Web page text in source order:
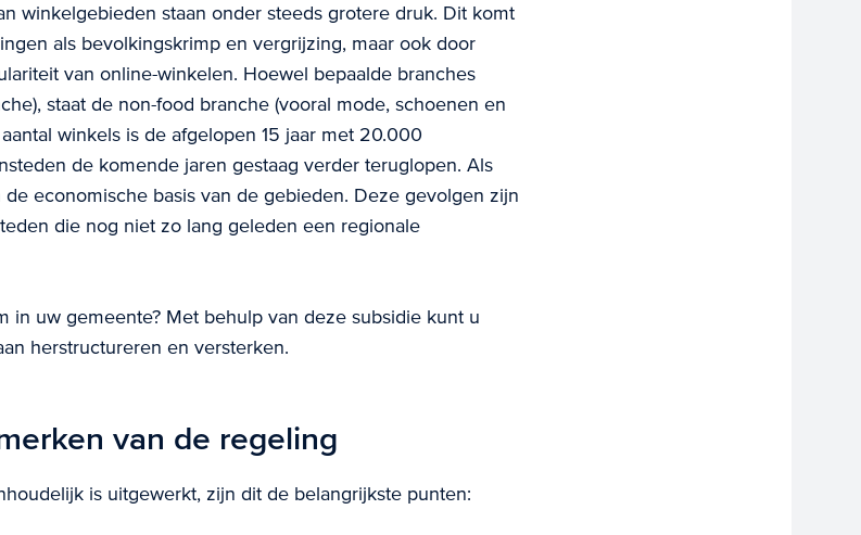
winkelgebieden staan onder steeds grotere druk. Dit komt
als bevolkingskrimp en vergrijzing, maar ook door
van online-winkelen. Hoewel bepaalde branches
staat de non-food branche (vooral mode, schoenen en
winkels is de afgelopen 15 jaar met 20.000
de komende jaren gestaag verder teruglopen. Als
economische basis van de gebieden. Deze gevolgen zijn
die nog niet zo lang geleden een regionale
in uw gemeente? Met behulp van deze subsidie kunt u
herstructureren en versterken.
van de regeling
is uitgewerkt, zijn dit de belangrijkste punten: